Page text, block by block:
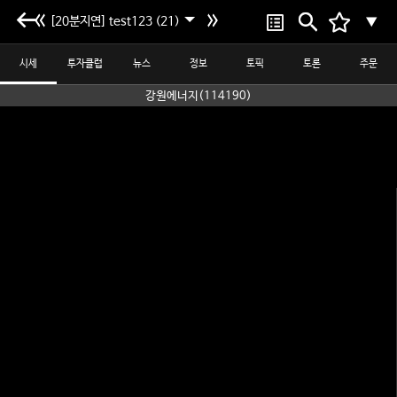
[20분지연] test123 (21) ▼
시세 투자클럽 뉴스 정보 토픽 토론 주문
강원에너지(114190)